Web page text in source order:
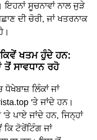
ਸੂਚਨਾਵਾਂ ਨਾਲ ਜੁੜੇ
ਦੀ ਚੋਰੀ, ਜਾਂ ਖਤਰਨਾਕ
ਖਤਮ ਹੁੰਦੇ ਹਨ:
ਤੋਂ ਸਾਵਧਾਨ ਰਹੋ
ਲਿੰਕਾਂ ਜਾਂ
'ਤੇ ਜਾਂਦੇ ਹਨ।
ਪਾਏ ਜਾਂਦੇ ਹਨ, ਜਿਨ੍ਹਾਂ
ਕਿ ਟੋਰੇਂਟਿੰਗ ਜਾਂ